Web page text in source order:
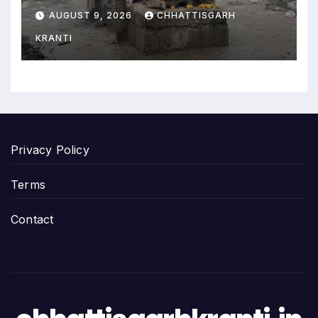
कर्मचारी को हटाया
AUGUST 9, 2026 CHHATTISGARH
KRANTI
Privacy Policy
Terms
Contact